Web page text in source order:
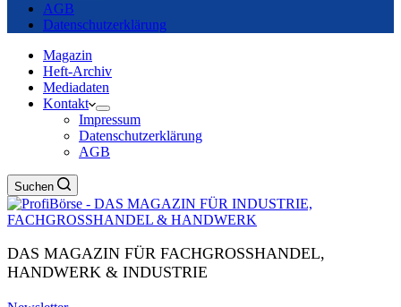
AGB
Datenschutzerklärung
Magazin
Heft-Archiv
Mediadaten
Kontakt
Impressum
Datenschutzerklärung
AGB
Suchen
DAS MAGAZIN FÜR FACHGROSSHANDEL,
HANDWERK & INDUSTRIE